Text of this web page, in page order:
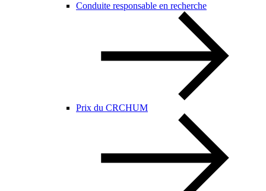
Conduite responsable en recherche
Prix du CRCHUM